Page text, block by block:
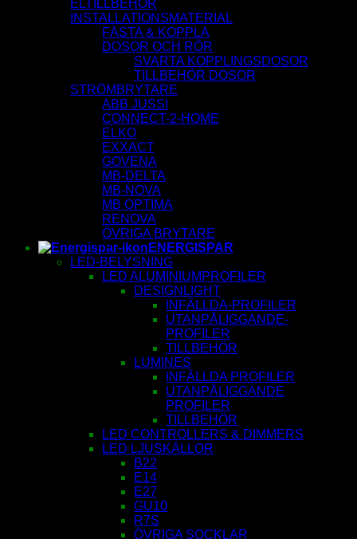
ELTILLBEHÖR
INSTALLATIONSMATERIAL
FÄSTA & KOPPLA
DOSOR OCH RÖR
SVARTA KOPPLINGSDOSOR
TILLBEHÖR DOSOR
STRÖMBRYTARE
ABB JUSSI
CONNECT-2-HOME
ELKO
EXXACT
GOVENA
MB-DELTA
MB-NOVA
MB OPTIMA
RENOVA
ÖVRIGA BRYTARE
ENERGISPAR
LED-BELYSNING
LED ALUMINIUMPROFILER
DESIGNLIGHT
INFÄLLDA-PROFILER
UTANPÅLIGGANDE-
PROFILER
TILLBEHÖR
LUMINES
INFÄLLDA PROFILER
UTANPÅLIGGANDE
PROFILER
TILLBEHÖR
LED CONTROLLERS & DIMMERS
LED LJUSKÄLLOR
B22
E14
E27
GU10
R7S
ÖVRIGA SOCKLAR